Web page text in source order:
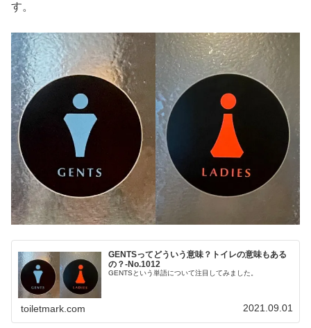
す。
GENTSってどういう意味？トイレの意味もある
の？-No.1012
GENTSという単語について注目してみました。
toiletmark.com 2021.09.01